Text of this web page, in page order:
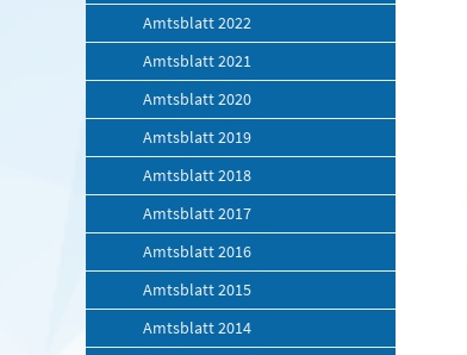
Amtsblatt 2022
Amtsblatt 2021
Amtsblatt 2020
Amtsblatt 2019
Amtsblatt 2018
Amtsblatt 2017
Amtsblatt 2016
Amtsblatt 2015
Amtsblatt 2014